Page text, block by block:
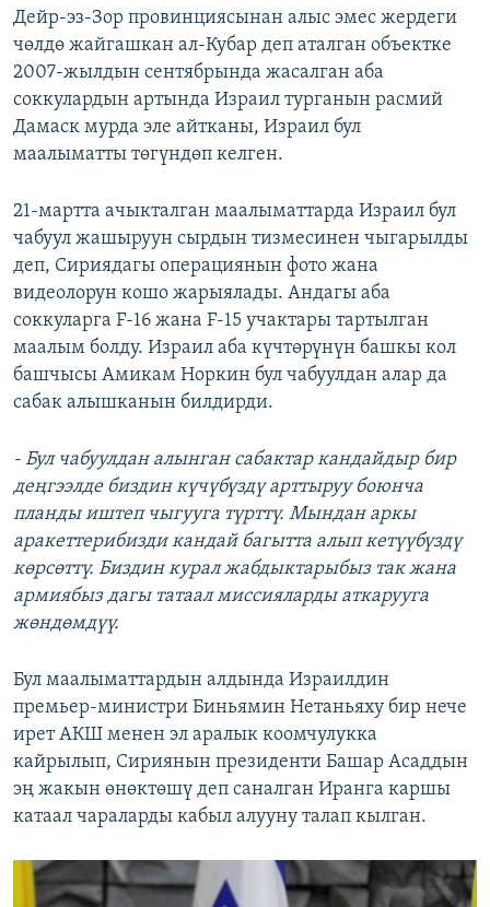
Дейр-эз-Зор провинциясынан алыс эмес жердеги
чөлдө жайгашкан ал-Кубар деп аталган объектке
2007-жылдын сентябрында жасалган аба
соккулардын артында Израил турганын расмий
Дамаск мурда эле айтканы, Израил бул
маалыматты төгүндөп келген.
21-мартта ачыкталган маалыматтарда Израил бул
чабуул жашыруун сырдын тизмесинен чыгарылды
деп, Сириядагы операциянын фото жана
видеолорун кошо жарыялады. Андагы аба
соккуларга F-16 жана F-15 учактары тартылган
маалым болду. Израил аба күчтөрүнүн башкы кол
башчысы Амикам Норкин бул чабуулдан алар да
сабак алышканын билдирди.
- Бул чабуулдан алынган сабактар кандайдыр бир
деңгээлде биздин күчүбүздү арттыруу боюнча
планды иштеп чыгууга түрттү. Мындан аркы
аракеттерибизди кандай багытта алып кетүүбүздү
көрсөттү. Биздин курал жабдыктарыбыз так жана
армиябыз дагы татаал миссияларды аткарууга
жөндөмдүү.
Бул маалыматтардын алдында Израилдин
премьер-министри Биньямин Нетаньяху бир нече
ирет АКШ менен эл аралык коомчулукка
кайрылып, Сириянын президенти Башар Асаддын
эң жакын өнөктөшү деп саналган Иранга каршы
катаал чараларды кабыл алууну талап кылган.